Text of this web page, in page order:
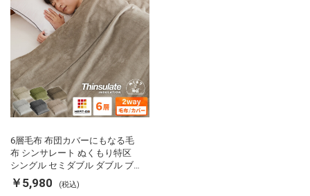
6層毛布 布団カバーにもなる毛
布 シンサレート ぬくもり特区
シングル セミダブル ダブル ブ
ランケット 掛け布団カバー フラ
ンネル 保温 蓄熱 吸湿 発熱 断熱
￥5,980 (税込)